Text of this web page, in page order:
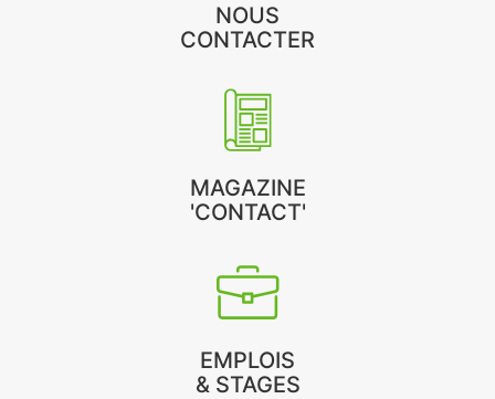
NOUS
CONTACTER
MAGAZINE
'CONTACT'
EMPLOIS
& STAGES